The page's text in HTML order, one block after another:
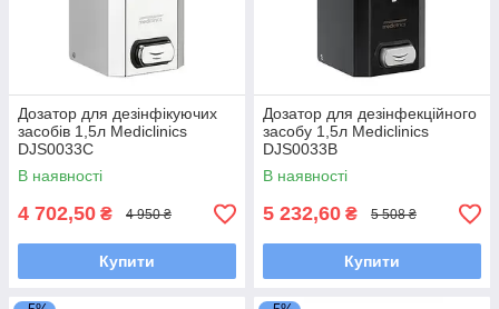
Дозатор для дезінфікуючих
засобів 1,5л Mediclinics
DJS0033C
В наявності
4 702,50 ₴ 4 950 ₴
Купити
Дозатор для дезінфекційного
засобу 1,5л Mediclinics
DJS0033B
В наявності
5 232,60 ₴ 5 508 ₴
Купити